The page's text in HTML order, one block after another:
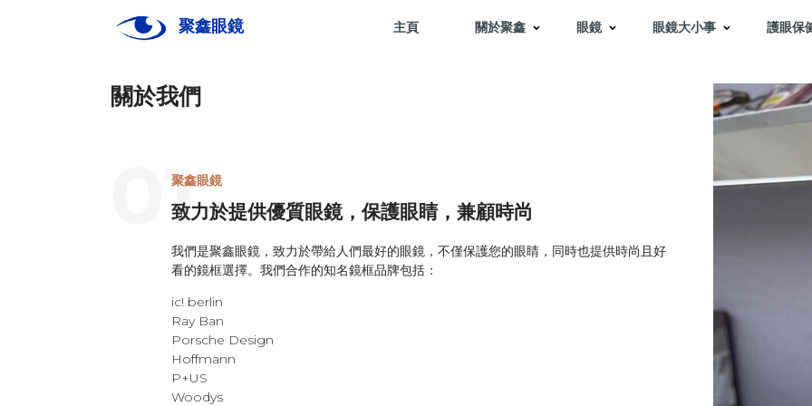
聚鑫眼鏡 主頁 關於聚鑫 眼鏡 眼鏡大小事 護眼保
關於我們
01
聚鑫眼鏡
致力於提供優質眼鏡，保護眼睛，兼顧時尚
我們是聚鑫眼鏡，致力於帶給人們最好的眼鏡，不僅保護您的眼睛，同時也提供時尚且好
看的鏡框選擇。我們合作的知名鏡框品牌包括：
ic! berlin
Ray Ban
Porsche Design
Hoffmann
P+US
Woodys